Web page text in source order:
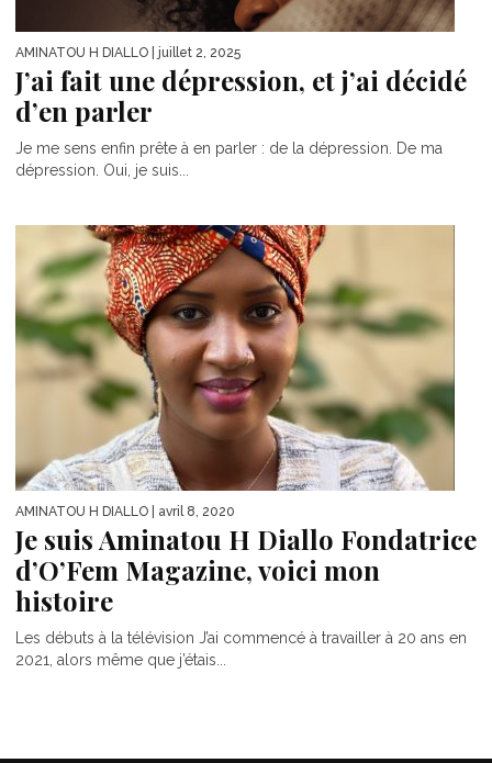
AMINATOU H DIALLO | juillet 2, 2025
J’ai fait une dépression, et j’ai décidé
d’en parler
Je me sens enfin prête à en parler : de la dépression. De ma
dépression. Oui, je suis...
AMINATOU H DIALLO | avril 8, 2020
Je suis Aminatou H Diallo Fondatrice
d’O’Fem Magazine, voici mon
histoire
Les débuts à la télévision J’ai commencé à travailler à 20 ans en
2021, alors même que j’étais...